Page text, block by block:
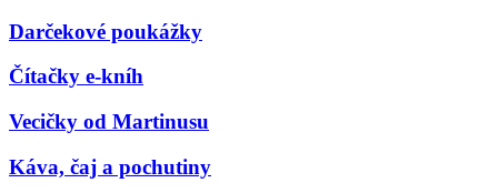
Darčekové poukážky
Čítačky e-kníh
Vecičky od Martinusu
Káva, čaj a pochutiny